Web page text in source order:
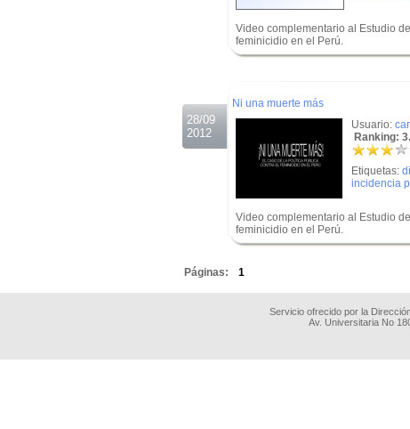
Video complementario al Estudio
feminicidio en el Perú.
28/09
2012
Ni una muerte más
Usuario:
Ranking:
Etiquetas:
incidencia
Video complementario al Estudio
feminicidio en el Perú.
Páginas: 1
Servicio ofrecido por la
Av. Universitaria No